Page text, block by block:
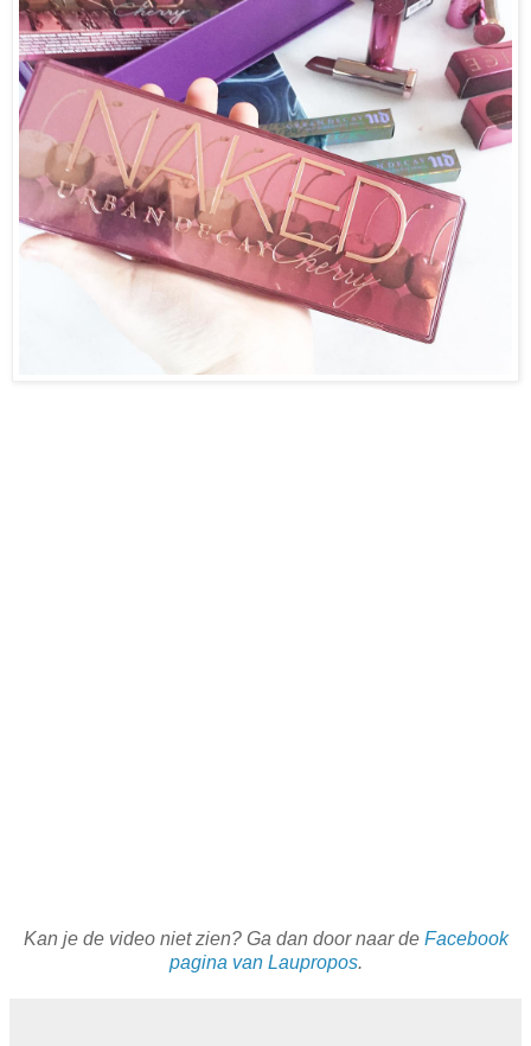
Kan je de video niet zien? Ga dan door naar de Facebook
pagina van Laupropos.